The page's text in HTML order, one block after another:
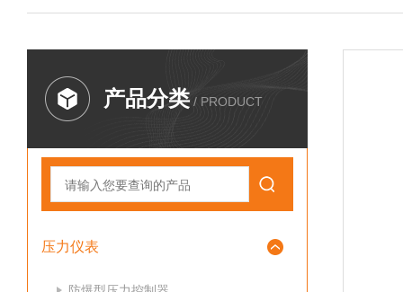
产品分类 / PRODUCT
压力仪表